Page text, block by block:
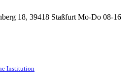
18, 39418 Staßfurt Mo-Do 08-16
Institution